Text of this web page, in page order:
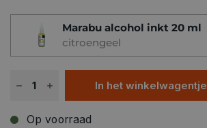
Marabu alcohol inkt 20 ml
citroengeel
In het winkelwagentje
Op voorraad